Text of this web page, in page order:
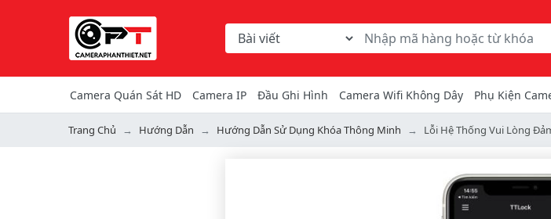
Chọn danh mục tìm kiếm
Từ khóa hoặc mã hàng
Camera Quán Sát HD Camera IP Đầu Ghi Hình Camera Wifi Không Dây Phụ Kiện
Trang Chủ Hướng Dẫn Hướng Dẫn Sử Dụng Khóa Thông Minh Lỗi Hệ Thống Vui Lòng